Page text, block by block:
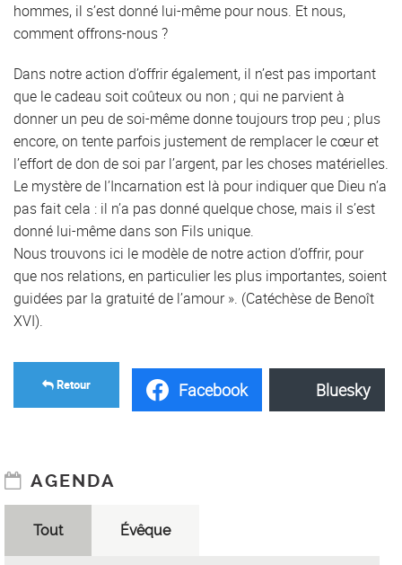
hommes, il s’est donné lui-même pour nous. Et nous,
comment offrons-nous ?
Dans notre action d’offrir également, il n’est pas important
que le cadeau soit coûteux ou non ; qui ne parvient à
donner un peu de soi-même donne toujours trop peu ; plus
encore, on tente parfois justement de remplacer le cœur et
l’effort de don de soi par l’argent, par les choses matérielles.
Le mystère de l’Incarnation est là pour indiquer que Dieu n’a
pas fait cela : il n’a pas donné quelque chose, mais il s’est
donné lui-même dans son Fils unique.
Nous trouvons ici le modèle de notre action d’offrir, pour
que nos relations, en particulier les plus importantes, soient
guidées par la gratuité de l’amour ». (Catéchèse de Benoît
XVI).
Facebook Bluesky
Retour
AGENDA
Tout Évêque